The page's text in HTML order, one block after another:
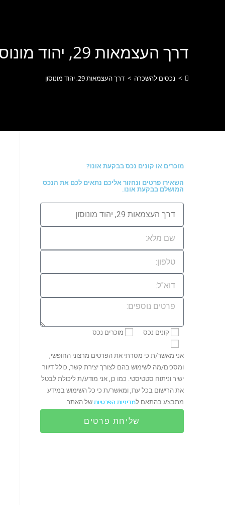
דרך העצמאות 29, יהוד מונוסון
> נכסים להשכרה > דרך העצמאות 29, יהוד מונוסון
מוכרים או קונים נכס בבקעת אונו?
השאירו פרטים ונחזור אליכם נתאים לכם את הנכס
המושלם בבקעת אונו.
קונים נכס מוכרים נכס
אני מאשר/ת כי מסרתי את הפרטים מרצוני החופשי,
ומסכים/מה לשימוש בהם לצורך יצירת קשר, כולל דיוור
ישיר וניתוח סטטיסטי. כמו כן, אני מודע/ת ליכולת לבטל
את הרישום בכל עת, ומאשר/ת כי כל השימוש במידע
מתבצע בהתאם למדיניות הפרטיות של האתר.
שליחת פרטים